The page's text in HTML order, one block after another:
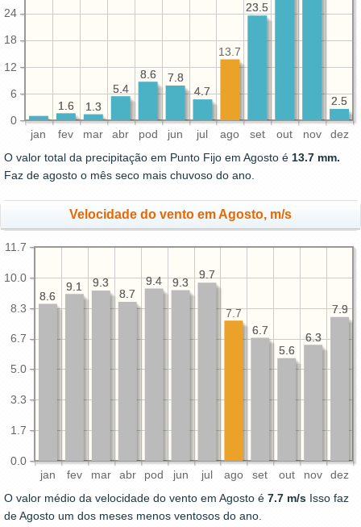
jan fev mar abr pod jun jul ago set out nov dez
0
6
12
18
24
2.5
23.5
4.7
7.8
8.6
5.4
1.3
1.6 2.5
23.5
13.7
4.7
7.8
8.6
5.4
1.3
1.6
O valor total da precipitação em Punto Fijo em Agosto é 13.7 mm.
Faz de agosto o mês seco mais chuvoso do ano.
Velocidade do vento em Agosto, m/s
jan fev mar abr pod jun jul ago set out nov dez
0.0
1.7
3.3
5.0
6.7
8.3
10.0
11.7
7.9
6.3
5.6
6.7
9.7
9.3
9.4
8.7
9.3
9.1
8.6
7.9
6.3
5.6
6.7
7.7
9.7
9.3
9.4
8.7
9.3
9.1
8.6
O valor médio da velocidade do vento em Agosto é 7.7 m/s Isso faz
de Agosto um dos meses menos ventosos do ano.